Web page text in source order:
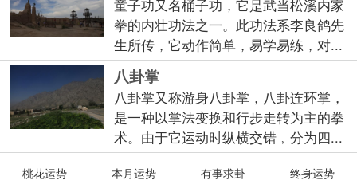
童子功又名桶子功，它是武当松溪内家
拳的内壮功法之一。此功法系李良鸽先
生所传，它动作简单，易学易练，对...
八卦掌
八卦掌又称游身八卦掌，八卦连环掌，
是一种以掌法变换和行步走转为主的拳
术。由于它运动时纵横交错﹐分为四...
桃花运势 本月运势 有事求卦 终身运势